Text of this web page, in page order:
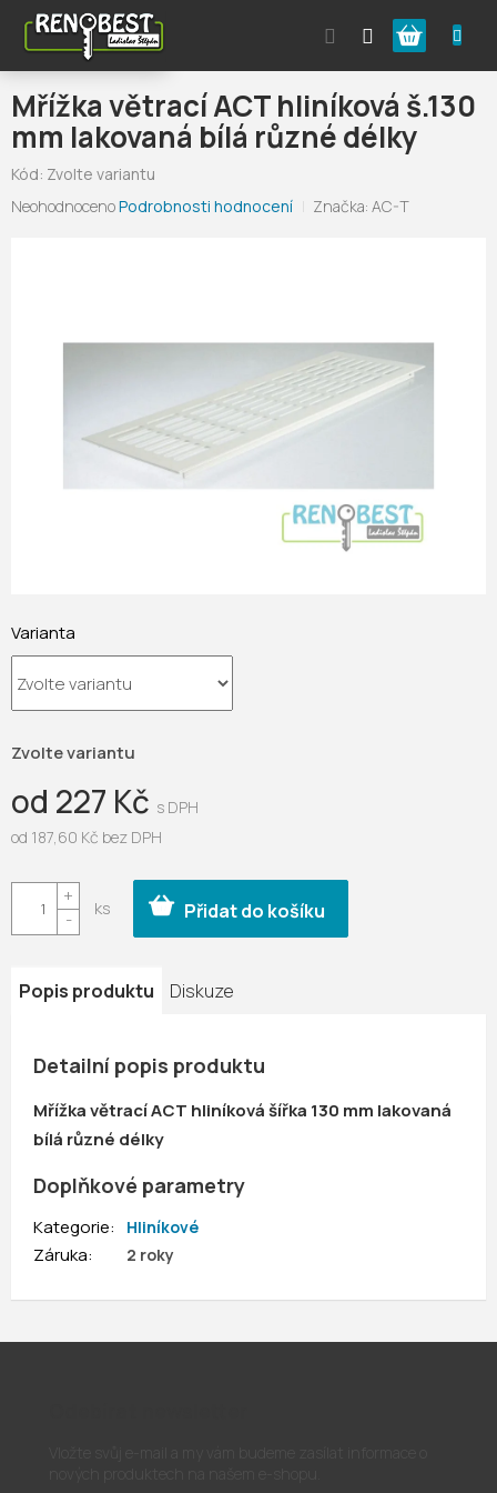
obsah
Nákupní
košík
Mřížka větrací ACT hliníková š.130
mm lakovaná bílá různé délky
Kód: Zvolte variantu
Průměrné
NeohodnocenoPodrobnosti hodnocení Značka:AC-T
od 227 Kč
od 187,60 Kč bez DPH
cena:
Zvolte variantu
Varianta
Přidat do košíku
Popis produktu Diskuze
Detailní popis produktu
Mřížka větrací ACT hliníková šířka 130 mm lakovaná
bílá různé délky
Doplňkové parametry
Kategorie: Hliníkové
Záruka: 2 roky